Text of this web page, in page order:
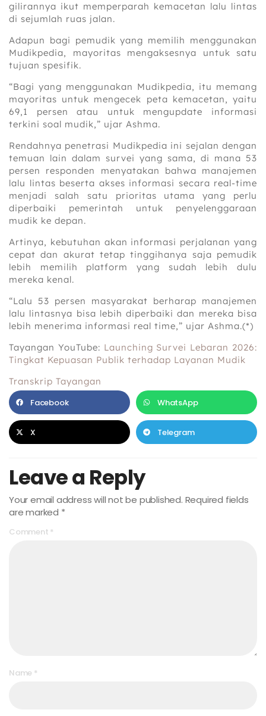
gilirannya ikut memperparah kemacetan lalu lintas
di sejumlah ruas jalan.
Adapun bagi pemudik yang memilih menggunakan
Mudikpedia, mayoritas mengaksesnya untuk satu
tujuan spesifik.
“Bagi yang menggunakan Mudikpedia, itu memang
mayoritas untuk mengecek peta kemacetan, yaitu
69,1 persen atau untuk mengupdate informasi
terkini soal mudik,” ujar Ashma.
Rendahnya penetrasi Mudikpedia ini sejalan dengan
temuan lain dalam survei yang sama, di mana 53
persen responden menyatakan bahwa manajemen
lalu lintas beserta akses informasi secara real-time
menjadi salah satu prioritas utama yang perlu
diperbaiki pemerintah untuk penyelenggaraan
mudik ke depan.
Artinya, kebutuhan akan informasi perjalanan yang
cepat dan akurat tetap tinggihanya saja pemudik
lebih memilih platform yang sudah lebih dulu
mereka kenal.
“Lalu 53 persen masyarakat berharap manajemen
lalu lintasnya bisa lebih diperbaiki dan mereka bisa
lebih menerima informasi real time,” ujar Ashma.(*)
Tayangan YouTube: Launching Survei Lebaran 2026:
Tingkat Kepuasan Publik terhadap Layanan Mudik
Transkrip Tayangan
Facebook
WhatsApp
X Telegram
Leave a Reply
Your email address will not be published. Required fields
are marked *
Comment *
Name *